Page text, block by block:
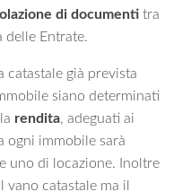
di documenti tra
delle Entrate.
catastale già prevista
siano determinati
rendita, adeguati ai
ogni immobile sarà
uno di locazione. Inoltre
vano catastale ma il